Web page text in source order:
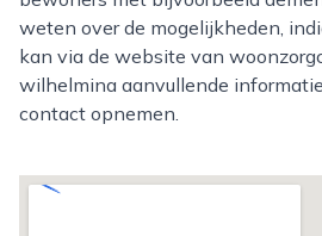
weten over de mogelijkheden,
kan via de website van
wilhelmina aanvullende
contact opnemen.